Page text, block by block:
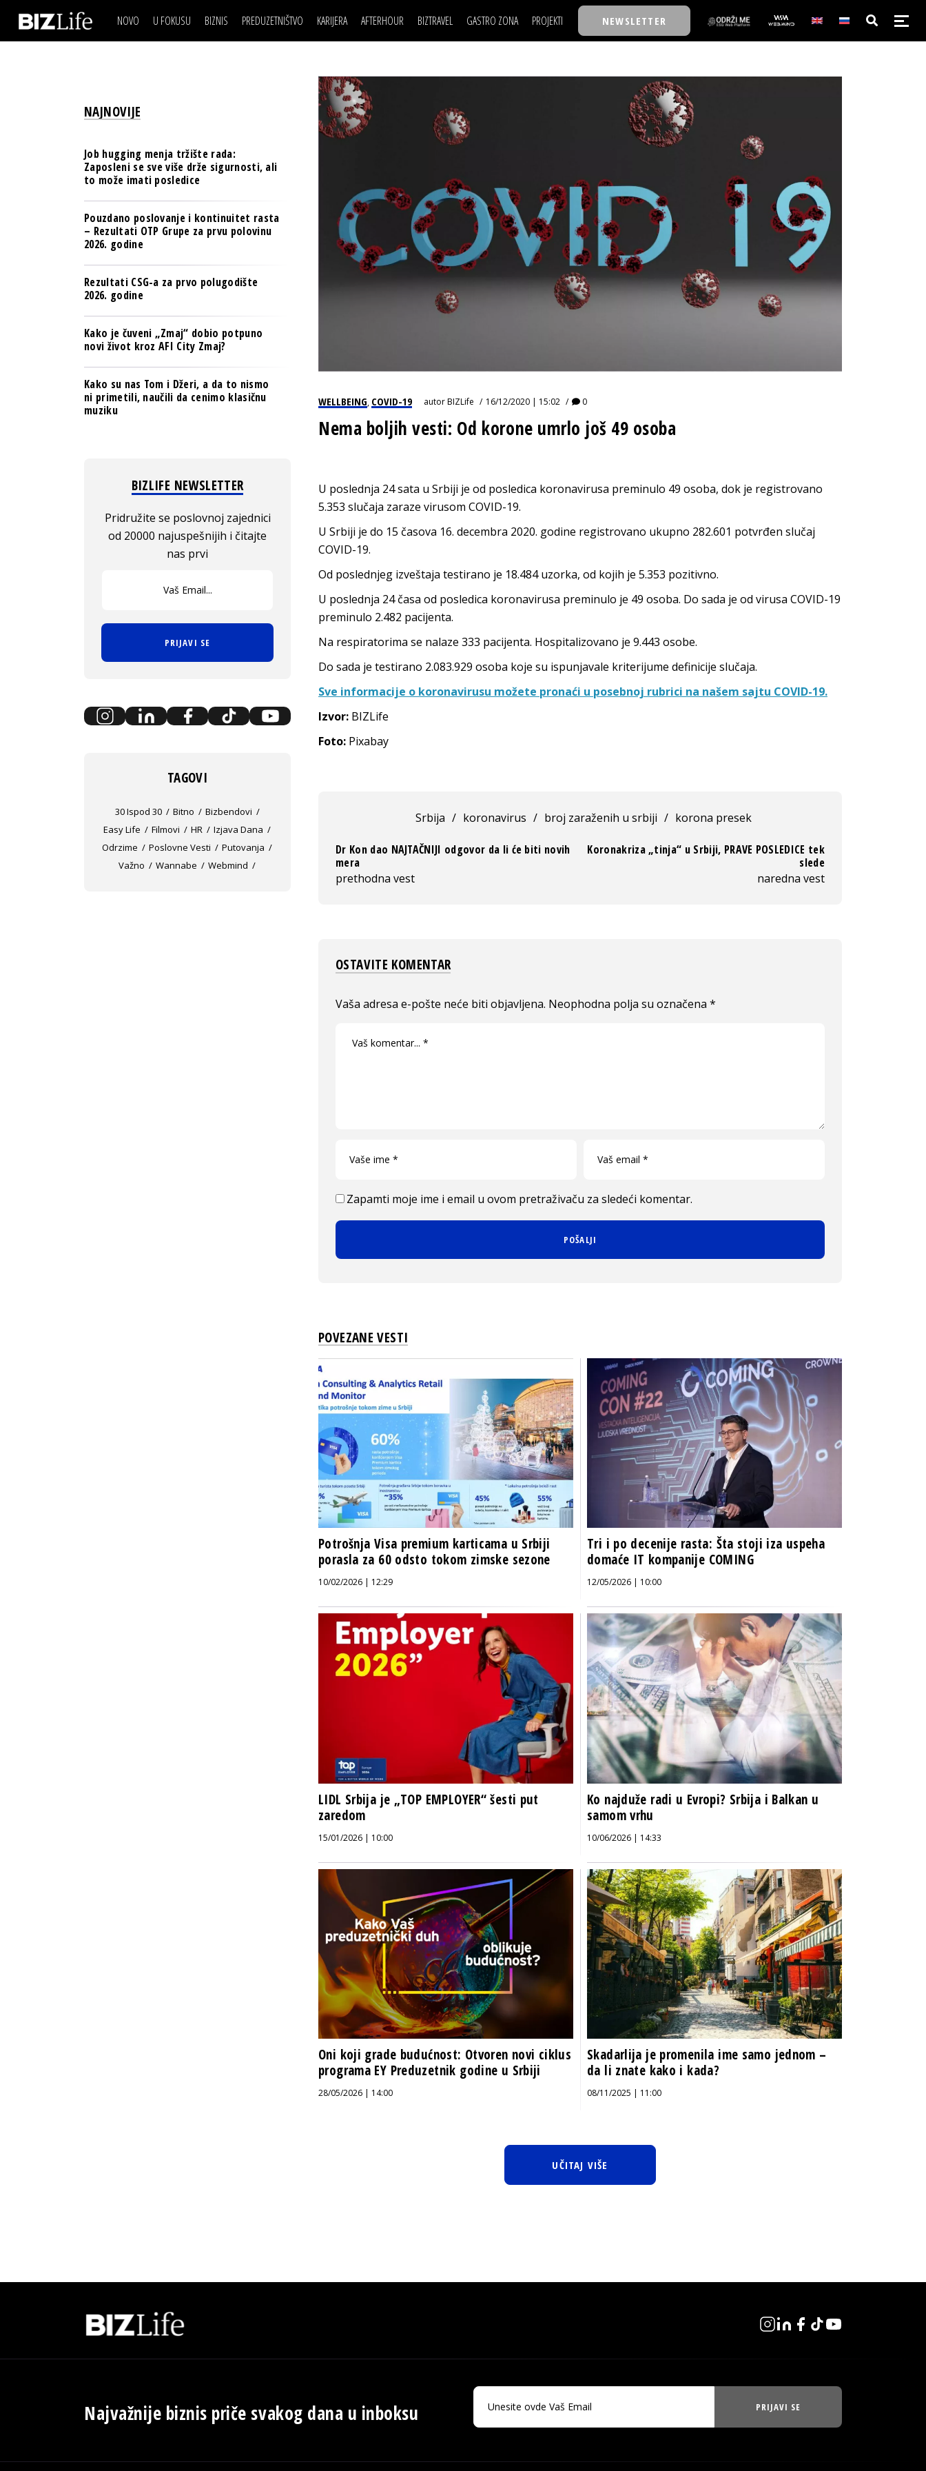
NOVO U FOKUSU BIZNIS
BANKE
TECH I AI
BIZNIS & SPORT
PULS REGIONA
NOVO NA RAFU
PREDUZETNIŠTVO KARIJERA
LJUDI (HR)
MOJ UGAO
USAVRŠAVANJE
AFTERHOUR BIZTRAVEL GASTRO ZONA PROJEKTI
BACK TO OFFICE/SCHOOL
BIZKOLEGIJUM
BMW BIZNIS LIGA
BIZLIFE WEEK
IZJAVA GODINE
NEWSLETTER
IZJAVA DANABIZNIS SCENA
BREND I KOMUNIKACIJE
OSIGURANJE
TECH I AI
PULS REGIONA
POSAO
MOJ UGAO
USAVRŠAVANJE
KNOW-HOW
FILM I SCENA
AUTO SVET
NAJKOLEGA
30 ISPOD 30
BIZLIFE WEEK
IZJAVA GODINE
WELLBEING, COVID-19 autorBIZLife 16/12/2020 | 15:02 0
Nema boljih vesti: Od korone umrlo još 49 osoba
U poslednja 24 sata u Srbiji je od posledica koronavirusa preminulo 49 osoba, dok je registrovano
5.353 slučaja zaraze virusom COVID-19.
U Srbiji je do 15 časova 16. decembra 2020. godine registrovano ukupno 282.601 potvrđen slučaj
COVID-19.
Od poslednjeg izveštaja testirano je 18.484 uzorka, od kojih je 5.353 pozitivno.
U poslednja 24 časa od posledica koronavirusa preminulo je 49 osoba. Do sada je od virusa COVID-19
preminulo 2.482 pacijenta.
Na respiratorima se nalaze 333 pacijenta. Hospitalizovano je 9.443 osobe.
Do sada je testirano 2.083.929 osoba koje su ispunjavale kriterijume definicije slučaja.
Sve informacije o koronavirusu možete pronaći u posebnoj rubrici na našem sajtu COVID-19.
Izvor: BIZLife
Foto: Pixabay
Srbija / koronavirus / broj zaraženih u srbiji / korona presek
Dr Kon dao NAJTAČNIJI odgovor da li će biti novih
mera
prethodna vest
Koronakriza „tinja“ u Srbiji, PRAVE POSLEDICE tek
slede
naredna vest
OSTAVITE KOMENTAR
Vaša adresa e-pošte neće biti objavljena. Neophodna polja su označena *
Zapamti moje ime i email u ovom pretraživaču za sledeći komentar.
POVEZANE VESTI
Potrošnja Visa premium karticama u Srbiji
porasla za 60 odsto tokom zimske sezone
10/02/2026 | 12:29
Tri i po decenije rasta: Šta stoji iza uspeha
domaće IT kompanije COMING
12/05/2026 | 10:00
LIDL Srbija je „TOP EMPLOYER“ šesti put
zaredom
15/01/2026 | 10:00
Ko najduže radi u Evropi? Srbija i Balkan u
samom vrhu
10/06/2026 | 14:33
Oni koji grade budućnost: Otvoren novi ciklus
programa EY Preduzetnik godine u Srbiji
28/05/2026 | 14:00
Skadarlija je promenila ime samo jednom –
da li znate kako i kada?
08/11/2025 | 11:00
UČITAJ VIŠE
NAJNOVIJE
Job hugging menja tržište rada:
Zaposleni se sve više drže sigurnosti, ali
to može imati posledice
Pouzdano poslovanje i kontinuitet rasta
– Rezultati OTP Grupe za prvu polovinu
2026. godine
Rezultati CSG-a za prvo polugodište
2026. godine
Kako je čuveni „Zmaj“ dobio potpuno
novi život kroz AFI City Zmaj?
Kako su nas Tom i Džeri, a da to nismo
ni primetili, naučili da cenimo klasičnu
muziku
BIZLIFE NEWSLETTER
Pridružite se poslovnoj zajednici
od 20000 najuspešnijih i čitajte
nas prvi
PRIJAVI SE
TAGOVI
30 Ispod 30 Bitno
Bizbendovi
Easy Life
Filmovi HR
Izjava Dana
Odrzime
Poslovne Vesti
Putovanja
Važno
Wannabe Webmind
Najvažnije biznis priče svakog dana u inboksu PRIJAVI SE